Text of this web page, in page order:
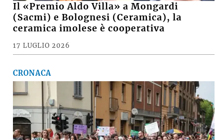
Il «Premio Aldo Villa» a Mongardi
(Sacmi) e Bolognesi (Ceramica), la
ceramica imolese è cooperativa
17 LUGLIO 2026
CRONACA